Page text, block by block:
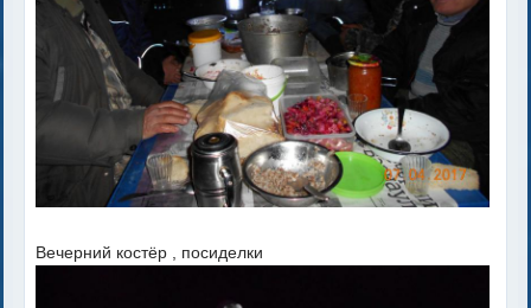
Вечерний костёр , посиделки